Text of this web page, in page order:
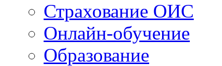
Страхование ОИС
Онлайн-обучение
Образование